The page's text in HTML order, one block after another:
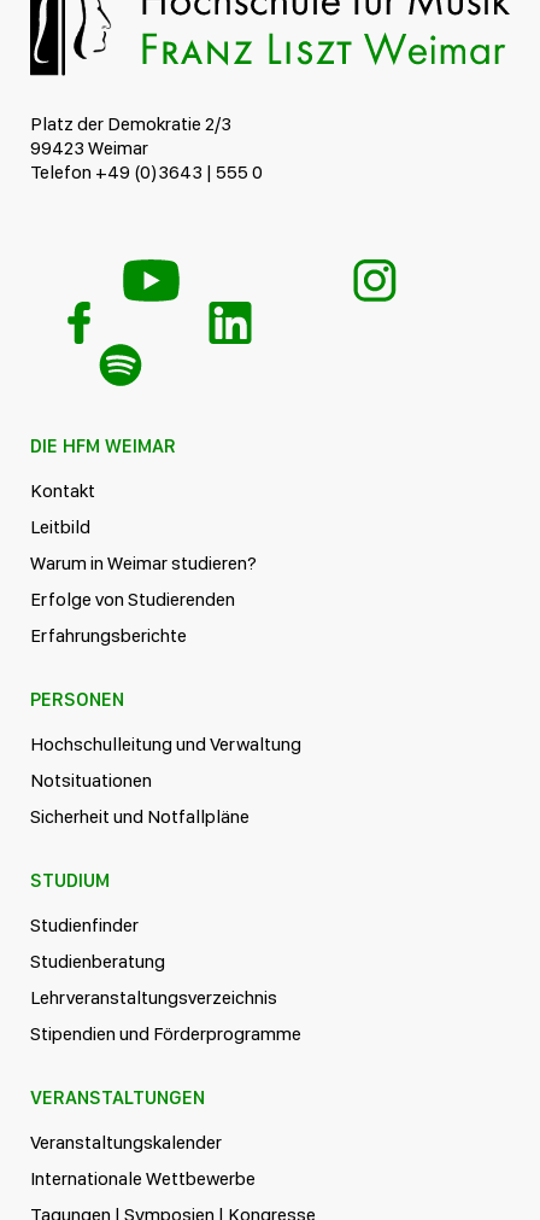
Platz der Demokratie 2/3
99423 Weimar
Telefon +49 (0)3643 | 555 0
DIE HFM WEIMAR
Kontakt
Leitbild
Warum in Weimar studieren?
Erfolge von Studierenden
Erfahrungsberichte
PERSONEN
Hochschulleitung und Verwaltung
Notsituationen
Sicherheit und Notfallpläne
STUDIUM
Studienfinder
Studienberatung
Lehrveranstaltungsverzeichnis
Stipendien und Förderprogramme
VERANSTALTUNGEN
Veranstaltungskalender
Internationale Wettbewerbe
Tagungen | Symposien | Kongresse